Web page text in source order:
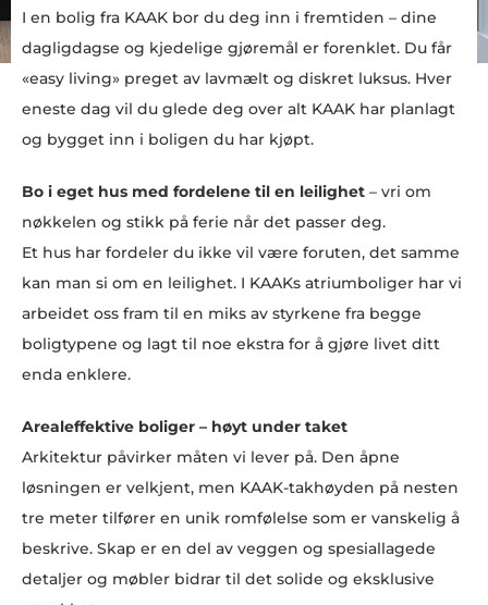
I en bolig fra KAAK bor du deg inn i fremtiden – dine
dagligdagse og kjedelige gjøremål er forenklet. Du får
«easy living» preget av lavmælt og diskret luksus. Hver
eneste dag vil du glede deg over alt KAAK har planlagt
og bygget inn i boligen du har kjøpt.
Bo i eget hus med fordelene til en leilighet – vri om
nøkkelen og stikk på ferie når det passer deg.
Et hus har fordeler du ikke vil være foruten, det samme
kan man si om en leilighet. I KAAKs atriumboliger har vi
arbeidet oss fram til en miks av styrkene fra begge
boligtypene og lagt til noe ekstra for å gjøre livet ditt
enda enklere.
Arealeffektive boliger – høyt under taket
Arkitektur påvirker måten vi lever på. Den åpne
løsningen er velkjent, men KAAK-takhøyden på nesten
tre meter tilfører en unik romfølelse som er vanskelig å
beskrive. Skap er en del av veggen og spesiallagede
detaljer og møbler bidrar til det solide og eksklusive